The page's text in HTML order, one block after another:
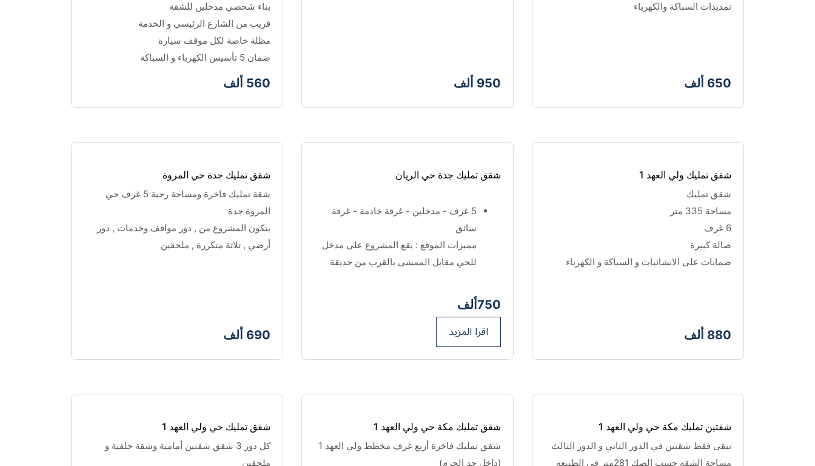
تمديدات السباكة والكهرباء
650 ألف 950 ألف
بناء شخصي مدخلين للشقة
قريب من الشارع الرئيسي و الخدمة
مظلة خاصة لكل موقف سيارة
ضمان 5 تأسيس الكهرباء و السباكة
560 ألف
شقق تمليك ولي العهد 1
شقق تمليك
مساحة 335 متر
6 غرف
صالة كبيرة
ضمانات على الانشائيات و السباكة و الكهرباء
880 ألف
شقق تمليك جدة حي الريان
سائق
للحي مقابل الممشى بالقرب من حديقة
750ألف
اقرا المزيد
شقق تمليك جدة حي المروة
المروة جدة
أرضي , ثلاثة متكررة , ملحقين
690 ألف
شقتين تمليك مكة حي ولي العهد 1
تبقى فقط شقتين في الدور الثاني و الدور الثالث
شقق تمليك مكة حي ولي العهد 1
شقق تمليك فاخرة أربع غرف مخطط ولي العهد 1
(داخل حد الحرم)
شقق تمليك حي ولي العهد 1
ملحقين